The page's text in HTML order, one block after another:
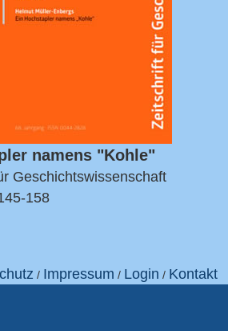
namens "Kohle"
Geschichtswissenschaft
158
/ Impressum / Login / Kontakt